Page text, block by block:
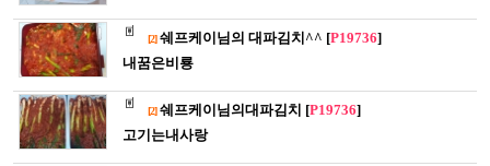
[2] 쉐프케이님의 대파김치^^ [P19736]
내꿈은비룡
[2] 쉐프케이님의대파김치 [P19736]
고기는내사랑